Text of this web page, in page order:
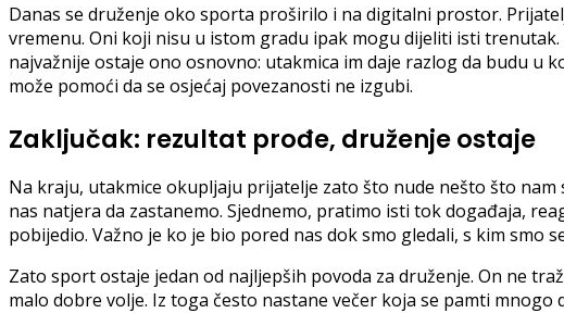
Danas se druženje oko sporta proširilo i na digitalni prostor.
vremenu. Oni koji nisu u istom gradu ipak mogu dijeliti isti
najvažnije ostaje ono osnovno: utakmica im daje razlog da budu
može pomoći da se osjećaj povezanosti ne izgubi.
Zaključak: rezultat prođe, druženje ostaje
Na kraju, utakmice okupljaju prijatelje zato što nude nešto što
nas natjera da zastanemo. Sjednemo, pratimo isti tok događaja,
pobijedio. Važno je ko je bio pored nas dok smo gledali, s kim smo
Zato sport ostaje jedan od najljepših povoda za druženje. On ne
malo dobre volje. Iz toga često nastane večer koja se pamti mnogo